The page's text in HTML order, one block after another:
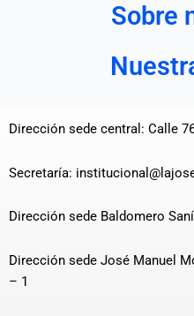
Sobre
Dirección sede central: Calle
Secretaría:
Dirección sede Baldomero
Dirección sede José Manuel
– 1